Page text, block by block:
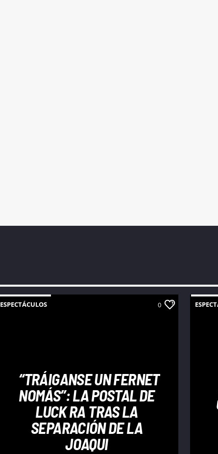
ESPECTÁCULOS 0
“TRÁIGANSE UN FERNET
NOMÁS”: LA POSTAL DE
LUCK RA TRAS LA
SEPARACIÓN DE LA
JOAQUI